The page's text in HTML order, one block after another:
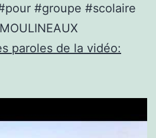
#groupe #scolaire
paroles de la vidéo: